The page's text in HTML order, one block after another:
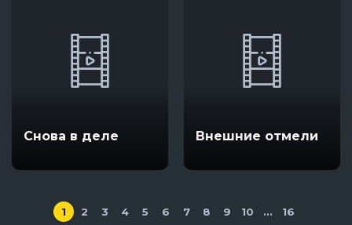
Снова в деле Внешние отмели
1 2 3 4 5 6 7 8 9 10 ... 16